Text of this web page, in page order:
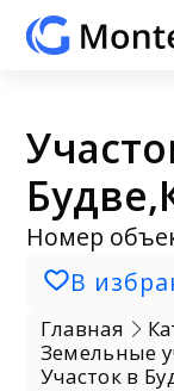
Номер
В
Главная
Земельные
Участок в